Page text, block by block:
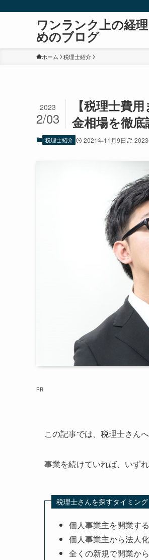
ワンランク上の経
めのブログ
ホーム 税理士紹介
【税理士費
金相場を徹底
2023
2/03
税理士紹介 2021年11月9日
PR
この記事では、税理士さん
事業を続けていれば、いず
税理士さんを探すタイミング
個人事業主を開業す
個人事業主から法人
全くの新規で開業か